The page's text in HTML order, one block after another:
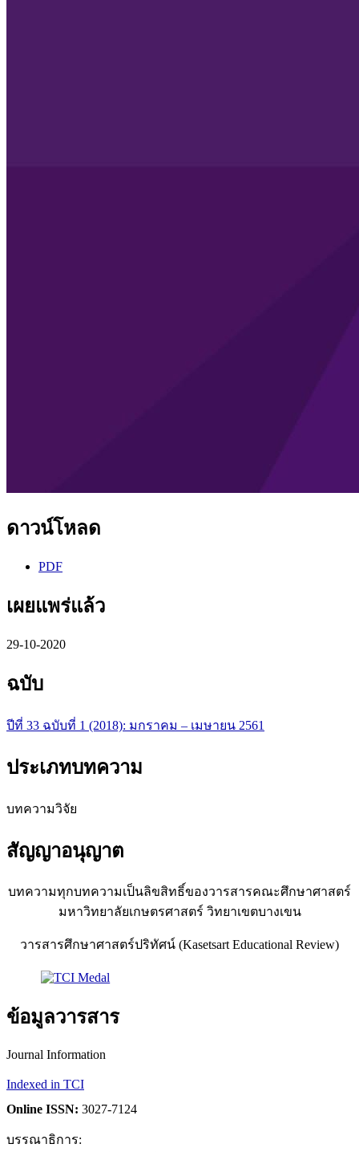
ดาวน์โหลด
PDF
เผยแพร่แล้ว
29-10-2020
ฉบับ
ปีที่ 33 ฉบับที่ 1 (2018): มกราคม – เมษายน 2561
ประเภทบทความ
บทความวิจัย
สัญญาอนุญาต
บทความทุกบทความเป็นลิขสิทธิ์ของวารสารคณะศึกษาศาสตร์
มหาวิทยาลัยเกษตรศาสตร์ วิทยาเขตบางเขน
วารสารศึกษาศาสตร์ปริทัศน์ (Kasetsart Educational Review)
ข้อมูลวารสาร
Journal Information
Indexed in TCI
Online ISSN: 3027-7124
บรรณาธิการ: